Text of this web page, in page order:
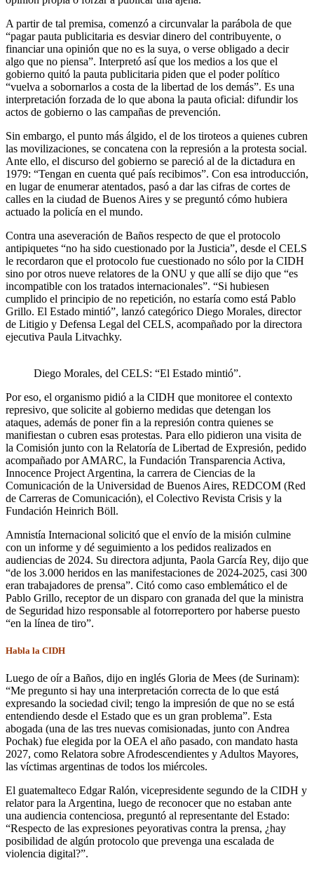
A partir de tal premisa, comenzó a circunvalar la parábola de que
“pagar pauta publicitaria es desviar dinero del contribuyente, o
financiar una opinión que no es la suya, o verse obligado a decir
algo que no piensa”. Interpretó así que los medios a los que el
gobierno quitó la pauta publicitaria piden que el poder político
“vuelva a sobornarlos a costa de la libertad de los demás”. Es una
interpretación forzada de lo que abona la pauta oficial: difundir los
actos de gobierno o las campañas de prevención.
Sin embargo, el punto más álgido, el de los tiroteos a quienes cubren
las movilizaciones, se concatena con la represión a la protesta social.
Ante ello, el discurso del gobierno se pareció al de la dictadura en
1979: “Tengan en cuenta qué país recibimos”. Con esa introducción,
en lugar de enumerar atentados, pasó a dar las cifras de cortes de
calles en la ciudad de Buenos Aires y se preguntó cómo hubiera
actuado la policía en el mundo.
Contra una aseveración de Baños respecto de que el protocolo
antipiquetes “no ha sido cuestionado por la Justicia”, desde el CELS
le recordaron que el protocolo fue cuestionado no sólo por la CIDH
sino por otros nueve relatores de la ONU y que allí se dijo que “es
incompatible con los tratados internacionales”. “Si hubiesen
cumplido el principio de no repetición, no estaría como está Pablo
Grillo. El Estado mintió”, lanzó categórico Diego Morales, director
de Litigio y Defensa Legal del CELS, acompañado por la directora
ejecutiva Paula Litvachky.
Diego Morales, del CELS: “El Estado mintió”.
Por eso, el organismo pidió a la CIDH que monitoree el contexto
represivo, que solicite al gobierno medidas que detengan los
ataques, además de poner fin a la represión contra quienes se
manifiestan o cubren esas protestas. Para ello pidieron una visita de
la Comisión junto con la Relatoría de Libertad de Expresión, pedido
acompañado por AMARC, la Fundación Transparencia Activa,
Innocence Project Argentina, la carrera de Ciencias de la
Comunicación de la Universidad de Buenos Aires, REDCOM (Red
de Carreras de Comunicación), el Colectivo Revista Crisis y la
Fundación Heinrich Böll.
Amnistía Internacional solicitó que el envío de la misión culmine
con un informe y dé seguimiento a los pedidos realizados en
audiencias de 2024. Su directora adjunta, Paola García Rey, dijo que
“de los 3.000 heridos en las manifestaciones de 2024-2025, casi 300
eran trabajadores de prensa”. Citó como caso emblemático el de
Pablo Grillo, receptor de un disparo con granada del que la ministra
de Seguridad hizo responsable al fotorreportero por haberse puesto
“en la línea de tiro”.
Habla la CIDH
Luego de oír a Baños, dijo en inglés Gloria de Mees (de Surinam):
“Me pregunto si hay una interpretación correcta de lo que está
expresando la sociedad civil; tengo la impresión de que no se está
entendiendo desde el Estado que es un gran problema”. Esta
abogada (una de las tres nuevas comisionadas, junto con Andrea
Pochak) fue elegida por la OEA el año pasado, con mandato hasta
2027, como Relatora sobre Afrodescendientes y Adultos Mayores,
las víctimas argentinas de todos los miércoles.
El guatemalteco Edgar Ralón, vicepresidente segundo de la CIDH y
relator para la Argentina, luego de reconocer que no estaban ante
una audiencia contenciosa, preguntó al representante del Estado:
“Respecto de las expresiones peyorativas contra la prensa, ¿hay
posibilidad de algún protocolo que prevenga una escalada de
violencia digital?”.